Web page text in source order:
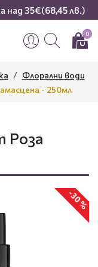
над 35€(68,45 лв.)
0
Флорални води
- 250мл
Роза
-30 %